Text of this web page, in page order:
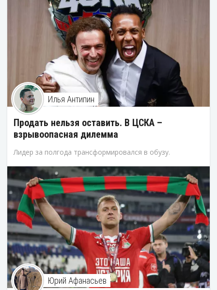
Илья Антипин
Продать нельзя оставить. В ЦСКА –
взрывоопасная дилемма
Лидер за полгода трансформировался в обузу.
Юрий Афанасьев